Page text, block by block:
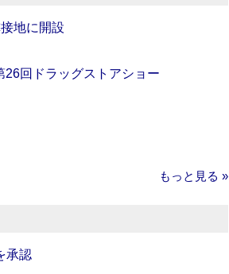
地に開設
26回ドラッグストアショー
もっと見る »
承認